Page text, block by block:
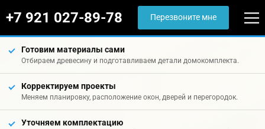
+7 921 027-89-78 Перезвоните мне
Готовим материалы сами
Отбираем древесину и подготавливаем детали домокомплекта.
Корректируем проекты
Меняем планировку, расположение окон, дверей и перегородок.
Уточняем комплектацию